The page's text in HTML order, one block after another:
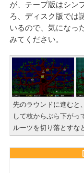
が、テープ版はシン
ろ、ディスク版では
いるので、気になっ
みてください。
先のラウンドに進むと
して枝からぶら下がっ
ルーツを切り落とすな